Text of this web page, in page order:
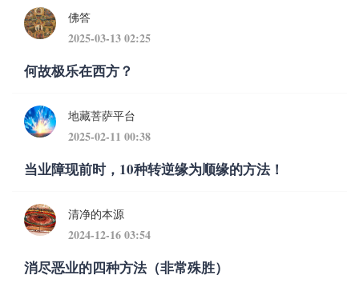
佛答
2025-03-13 02:25
何故极乐在西方？
地藏菩萨平台
2025-02-11 00:38
当业障现前时，10种转逆缘为顺缘的方法！
清净的本源
2024-12-16 03:54
消尽恶业的四种方法（非常殊胜）